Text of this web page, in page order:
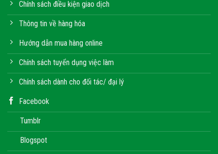
Chính sách điều kiện giao dịch
Thông tin về hàng hóa
Hướng dẫn mua hàng online
Chính sách tuyển dụng việc làm
Chính sách dành cho đối tác/ đại lý
Facebook
Tumblr
Blogspot